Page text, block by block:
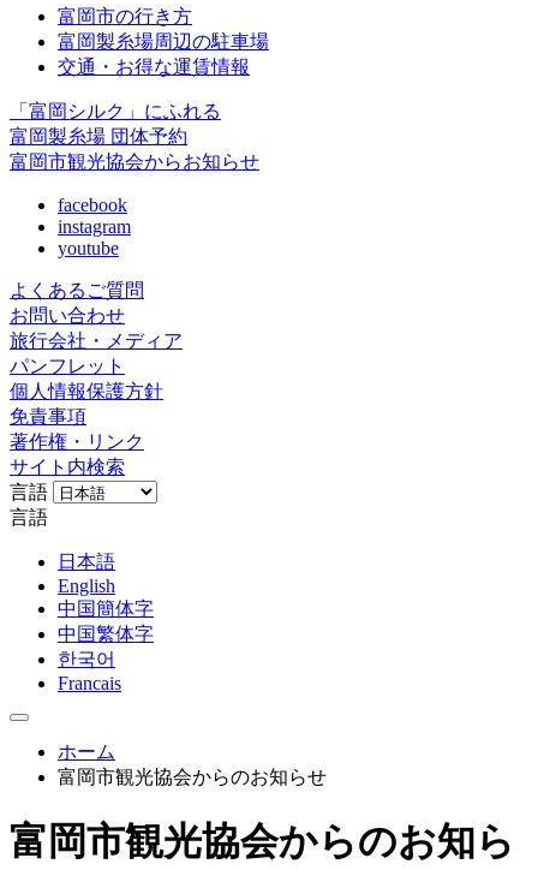
富岡市の行き方
富岡製糸場周辺の駐車場
交通・お得な運賃情報
「富岡シルク」にふれる
富岡製糸場 団体予約
富岡市観光協会からお知らせ
facebook
instagram
youtube
よくあるご質問
お問い合わせ
旅行会社・メディア
パンフレット
個人情報保護方針
免責事項
著作権・リンク
サイト内検索
言語
言語
日本語
English
中国簡体字
中国繁体字
한국어
Francais
ホーム
富岡市観光協会からのお知らせ
富岡市観光協会からのお知ら